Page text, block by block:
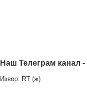
Наш Телеграм канал -
Извор: RT (ж)